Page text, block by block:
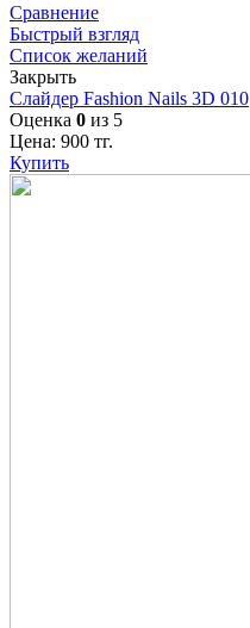
Сравнение
Быстрый взгляд
Список желаний
Закрыть
Слайдер Fashion Nails 3D 010
Оценка 0 из 5
Цена: 900 тг.
Купить